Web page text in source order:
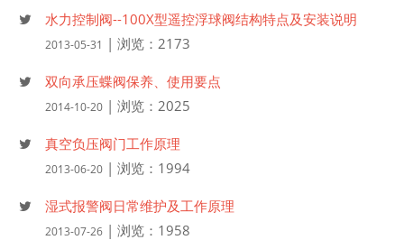
水力控制阀--100X型遥控浮球阀结构特点及安装说明
2013-05-31 | 浏览：2173
双向承压蝶阀保养、使用要点
2014-10-20 | 浏览：2025
真空负压阀门工作原理
2013-06-20 | 浏览：1994
湿式报警阀日常维护及工作原理
2013-07-26 | 浏览：1958